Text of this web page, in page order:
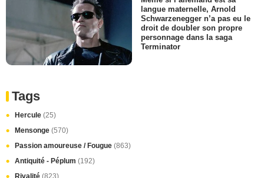
langue maternelle, Arnold
Schwarzenegger n’a pas eu le
droit de doubler son propre
personnage dans la saga
Terminator
Tags
Hercule (25)
Mensonge (570)
Passion amoureuse / Fougue (863)
Antiquité - Péplum (192)